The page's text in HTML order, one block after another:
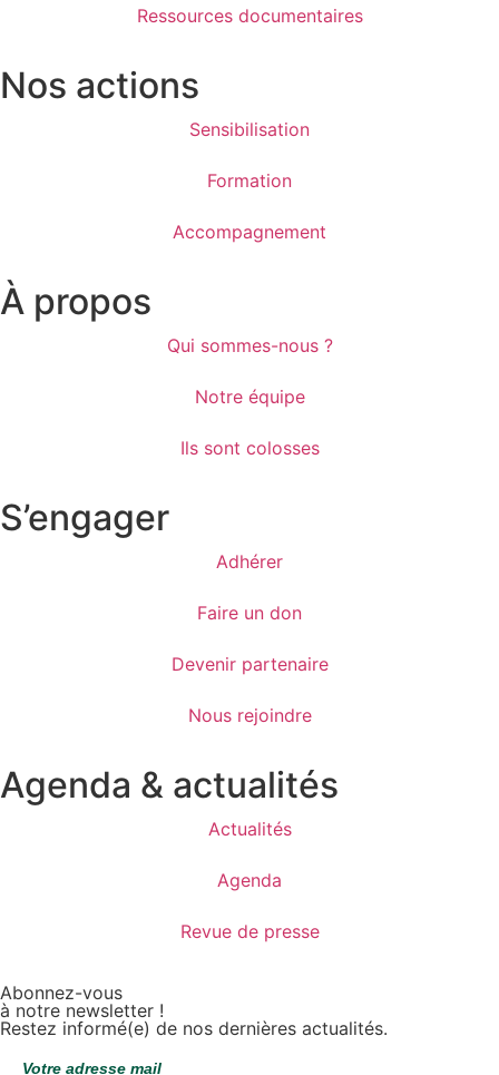
Ressources documentaires
Nos actions
Sensibilisation
Formation
Accompagnement
À propos
Qui sommes-nous ?
Notre équipe
Ils sont colosses
S’engager
Adhérer
Faire un don
Devenir partenaire
Nous rejoindre
Agenda & actualités
Actualités
Agenda
Revue de presse
Abonnez-vous
à notre newsletter !
Restez informé(e) de nos dernières actualités.